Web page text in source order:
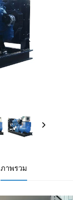
ภาพรวม